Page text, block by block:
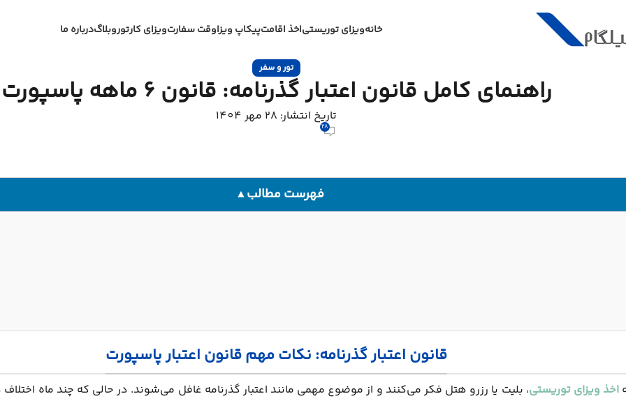
خانهویزای توریستیاخذ اقامتپیکاپ ویزاوقت سفارتویزای کارتوروبلاگدرباره ما
تور و سفر
راهنمای کامل قانون اعتبار گذرنامه: قانون ۶ ماهه پاسپورت
تاریخ انتشار: 28 مهر 1404
28
فهرست مطالب▲
قانون اعتبار گذرنامه: نکات مهم قانون اعتبار پاسپورت
اخذ ویزای توریستی، بلیت یا رزرو هتل فکر می‌کنند و از موضوع مهمی مانند اعتبار گذرنامه غافل می‌شوند. در حالی که چند ماه